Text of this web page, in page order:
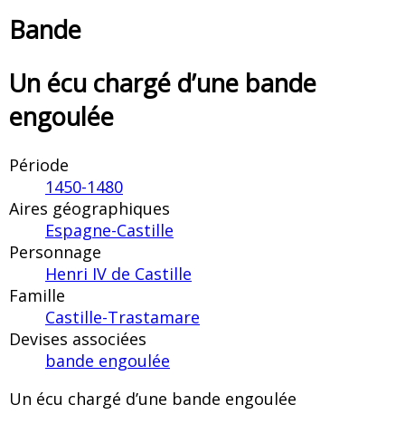
Bande
Un écu chargé d’une bande
engoulée
Période
1450-1480
Aires géographiques
Espagne-Castille
Personnage
Henri IV de Castille
Famille
Castille-Trastamare
Devises associées
bande engoulée
Un écu chargé d’une bande engoulée